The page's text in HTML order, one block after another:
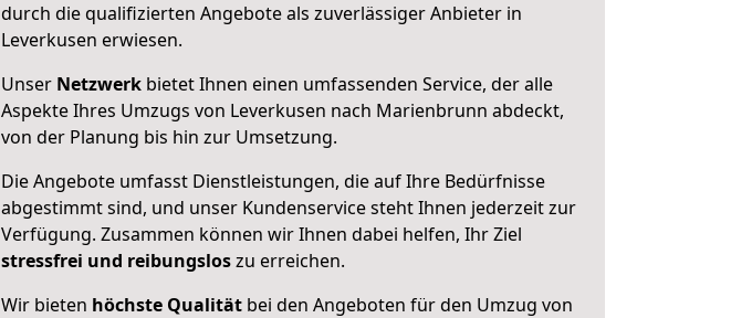
durch die qualifizierten Angebote als zuverlässiger Anbieter in
Leverkusen erwiesen.
Unser Netzwerk bietet Ihnen einen umfassenden Service, der alle
Aspekte Ihres Umzugs von Leverkusen nach Marienbrunn abdeckt,
von der Planung bis hin zur Umsetzung.
Die Angebote umfasst Dienstleistungen, die auf Ihre Bedürfnisse
abgestimmt sind, und unser Kundenservice steht Ihnen jederzeit zur
Verfügung. Zusammen können wir Ihnen dabei helfen, Ihr Ziel
stressfrei und reibungsloszu erreichen.
Wir bieten höchste Qualität bei den Angeboten für den Umzug von